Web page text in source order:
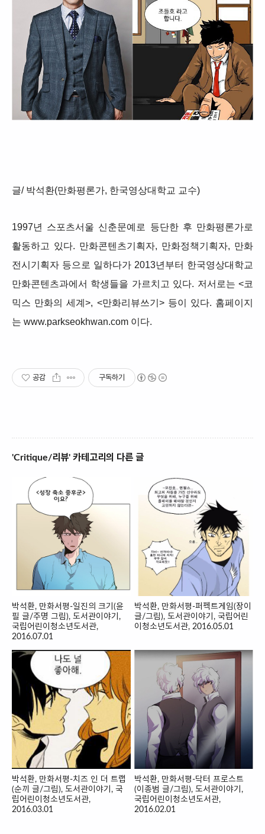
글/ 박석환(만화평론가, 한국영상대학교 교수)
1997년 스포츠서울 신춘문예로 등단한 후 만화평론가로
활동하고 있다. 만화콘텐츠기획자, 만화정책기획자, 만화
전시기획자 등으로 일하다가 2013년부터 한국영상대학교
만화콘텐츠과에서 학생들을 가르치고 있다. 저서로는 <코
믹스 만화의 세계>, <만화리뷰쓰기> 등이 있다. 홈페이지
는 www.parkseokhwan.com 이다.
공감 구독하기
'Critique/리뷰' 카테고리의 다른 글
박석환, 만화서평-일진의 크기(윤
필 글/주명 그림), 도서관이야기,
국립어린이청소년도서관,
2016.07.01
박석환, 만화서평-퍼펙트게임(장이
글/그림), 도서관이야기, 국립어린
이청소년도서관, 2016.05.01
박석환, 만화서평-치즈 인 더 트랩
(순끼 글/그림), 도서관이야기, 국
립어린이청소년도서관,
2016.03.01
박석환, 만화서평-닥터 프로스트
(이종범 글/그림), 도서관이야기,
국립어린이청소년도서관,
2016.02.01